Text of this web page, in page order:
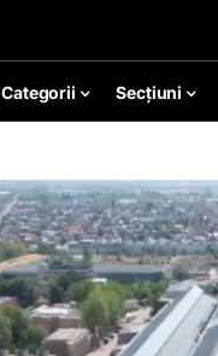
Categorii Secțiuni